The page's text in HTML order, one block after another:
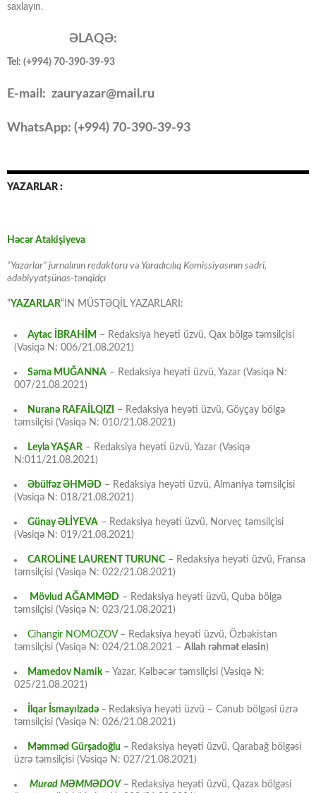
saxlayın.
ƏLAQƏ:
Tel: (+994) 70-390-39-93
E-mail: zauryazar@mail.ru
WhatsApp: (+994) 70-390-39-93
YAZARLAR :
Həcər Atakişiyeva
“Yazarlar” jurnalının redaktoru və Yaradıcılıq Komissiyasının sədri,
ədəbiyyatşünas-tənqidçı
“YAZARLAR“IN MÜSTƏQİL YAZARLARI:
Aytac İBRAHİM – Redaksiya heyəti üzvü, Qax bölgə təmsilçisi
(Vəsiqə N: 006/21.08.2021)
Səma MUĞANNA – Redaksiya heyəti üzvü, Yazar (Vəsiqə N:
007/21.08.2021)
Nuranə RAFAİLQIZI
– Redaksiya heyəti üzvü, Göyçay bölgə
təmsilçisi (Vəsiqə N: 010/21.08.2021)
Leyla YAŞAR – Redaksiya heyəti üzvü, Yazar (Vəsiqə
N:011/21.08.2021)
Əbülfəz ƏHMƏD – Redaksiya heyəti üzvü, Almaniya təmsilçisi
(Vəsiqə N: 018/21.08.2021)
Günay ƏLİYEVA – Redaksiya heyəti üzvü, Norveç təmsilçisi
(Vəsiqə N: 019/21.08.2021)
CAROLİNE LAURENT TURUNC – Redaksiya heyəti üzvü, Fransa
təmsilçisi (Vəsiqə N: 022/21.08.2021)
Mövlud AĞAMMƏD – Redaksiya heyəti üzvü, Quba bölgə
təmsilçisi (Vəsiqə N: 023/21.08.2021)
Cihangir NOMOZOV– Redaksiya heyəti üzvü, Özbəkistan
təmsilçisi (Vəsiqə N: 024/21.08.2021 – Allah rəhmət eləsin)
Mamedov Namik – Yazar, Kəlbəcər təmsilçisi (Vəsiqə N:
025/21.08.2021)
İlqar İsmayılzadə – Redaksiya heyəti üzvü – Cənub bölgəsi üzrə
təmsilçisi (Vəsiqə N: 026/21.08.2021)
Məmməd Gürşadoğlu – Redaksiya heyəti üzvü, Qarabağ bölgəsi
üzrə təmsilçisi (Vəsiqə N: 027/21.08.2021)
Murad MƏMMƏDOV – Redaksiya heyəti üzvü, Qazax bölgəsi